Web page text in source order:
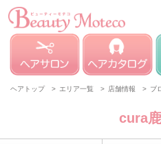
ヘアトップ > エリア一覧 > 店舗情報 > ブ
cura